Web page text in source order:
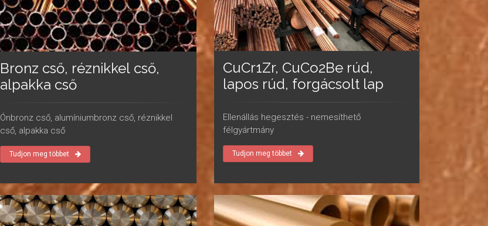
Bronz cső, réznikkel cső,
alpakka cső
Ónbronz cső, alumíniumbronz cső, réznikkel
cső, alpakka cső
Tudjon meg többet
CuCr1Zr, CuCo2Be rúd,
lapos rúd, forgácsolt lap
Ellenállás hegesztés - nemesíthető
félgyártmány
Tudjon meg többet